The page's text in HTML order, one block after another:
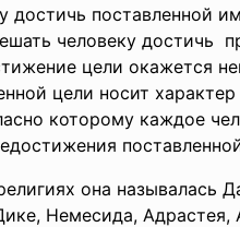
достичь поставленной
человеку достичь
цели окажется
цели носит
которому каждое
она называлась
Немесида, Адрастея,